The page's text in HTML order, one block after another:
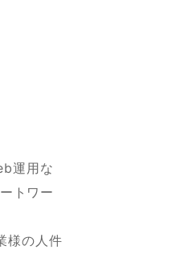
運用な
トワー
様の人件